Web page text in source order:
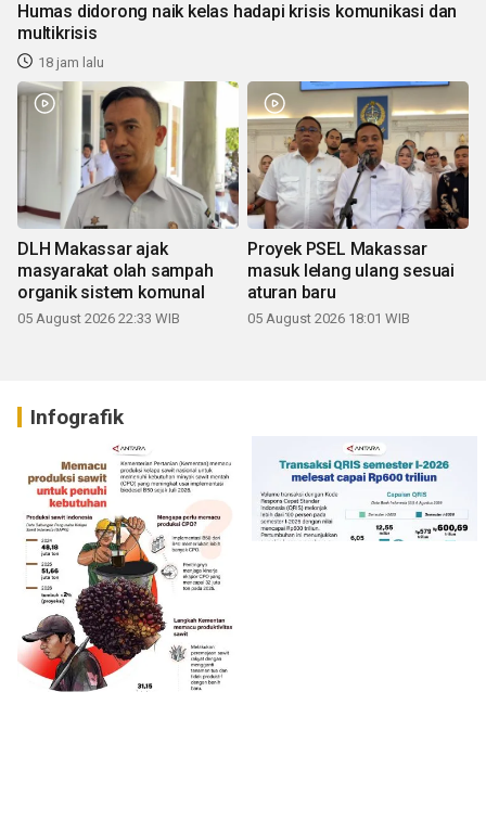
Humas didorong naik kelas hadapi krisis komunikasi dan
multikrisis
18 jam lalu
DLH Makassar ajak
masyarakat olah sampah
organik sistem komunal
05 August 2026 22:33 WIB
Proyek PSEL Makassar
masuk lelang ulang sesuai
aturan baru
05 August 2026 18:01 WIB
Infografik